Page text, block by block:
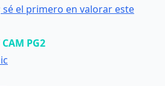
el primero en valorar este
CAM PG2